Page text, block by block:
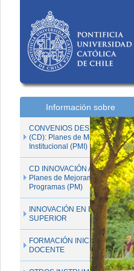
Información sobre
CONVENIOS DESEMPEÑO
(CD): Planes de Mejoramiento
Institucional (PMI)
CD INNOVACIÓN ACADÉMICA:
Planes de Mejoramiento de
Programas (PM)
INNOVACIÓN EN EDUCACIÓN
SUPERIOR
FORMACIÓN INICIAL
DOCENTE